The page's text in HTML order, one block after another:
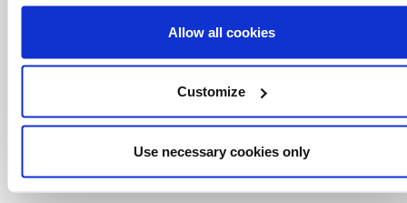
Allow all cookies
Customize
Use necessary cookies only